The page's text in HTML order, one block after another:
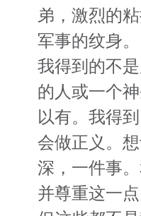
弟，激烈的
军事的纹身。
我得到的不
的人或一个
以有。我得
会做正义。
深，一件事
并尊重这一点